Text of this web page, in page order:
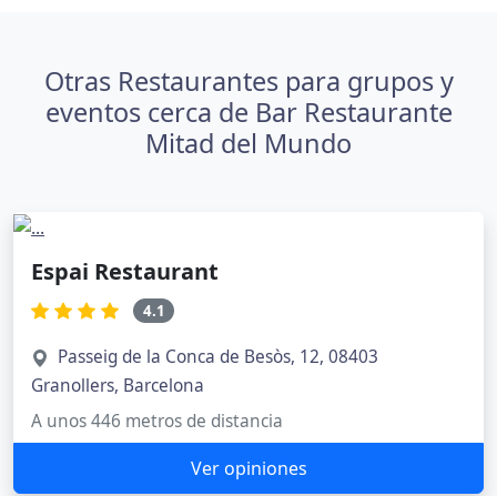
Otras Restaurantes para grupos y
eventos cerca de Bar Restaurante
Mitad del Mundo
Espai Restaurant
4.1
Passeig de la Conca de Besòs, 12, 08403
Granollers, Barcelona
A unos 446 metros de distancia
Ver opiniones